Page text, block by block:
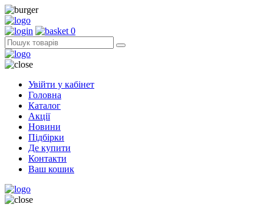
0
Увійти у кабінет
Головна
Каталог
Акції
Новини
Підбірки
Де купити
Контакти
Ваш кошик